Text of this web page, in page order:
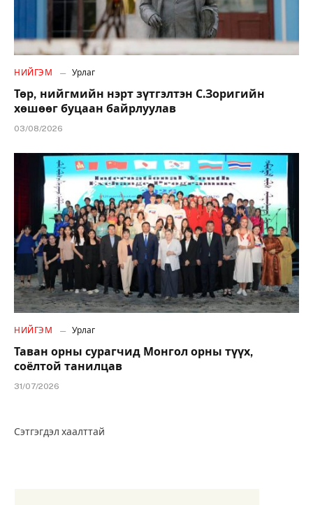
НИЙГЭМ Урлаг
Төр, нийгмийн нэрт зүтгэлтэн С.Зоригийн
хөшөөг буцаан байрлуулав
03/08/2026
НИЙГЭМ Урлаг
Таван орны сурагчид Монгол орны түүх,
соёлтой танилцав
31/07/2026
Сэтгэгдэл хаалттай